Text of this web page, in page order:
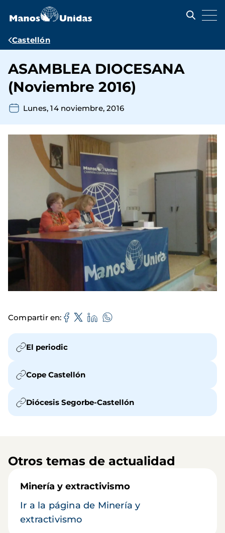
contenido
Ruta
navegación
Castellón
ASAMBLEA DIOCESANA
(Noviembre 2016)
Lunes, 14 noviembre, 2016
Compartir en
El periodic
Cope Castellón
Diócesis Segorbe-Castellón
Otros temas de actualidad
Minería y extractivismo
Ir a la página de Minería y
extractivismo